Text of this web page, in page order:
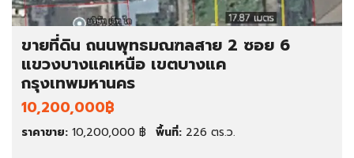
ขายที่ดิน ถนนพุทธมณฑลสาย 2 ซอย 6
แขวงบางแคเหนือ เขตบางแค
กรุงเทพมหานคร
10,200,000฿
ราคาขาย: 10,200,000 ฿ พื้นที่: 226 ตร.ว.